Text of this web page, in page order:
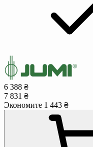
6 388 ₴
7 831 ₴
Экономите 1 443 ₴